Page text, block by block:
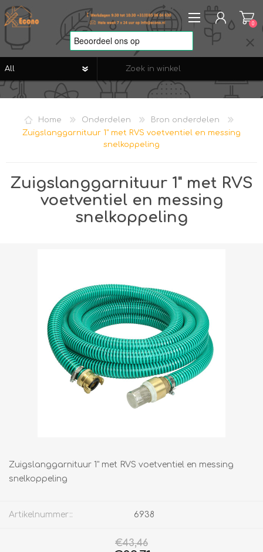
REGISTREREN
VERLANGLIJST
0
Home Onderdelen
Bron onderdelen
Zuigslanggarnituur 1" met RVS voetventiel en messing
snelkoppeling
Zuigslanggarnituur 1" met RVS
voetventiel en messing
snelkoppeling
Zuigslanggarnituur 1" met RVS voetventiel en messing
snelkoppeling
Artikelnummer:: 6938
€43,46